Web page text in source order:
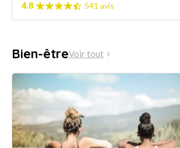
4.8
541 avis
Bien-êtreVoir tout